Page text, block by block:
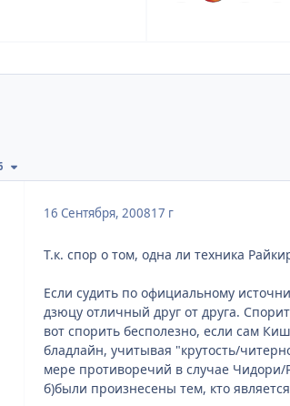
16 Сентября, 200817 г
Т.к. спор о том, одна ли техника
Если судить по официальному
дзюцу отличный друг от друга.
вот спорить бесполезно, если сам
бладлайн, учитывая "крутость/
мере противоречий в случае
б)были произнесены тем, кто